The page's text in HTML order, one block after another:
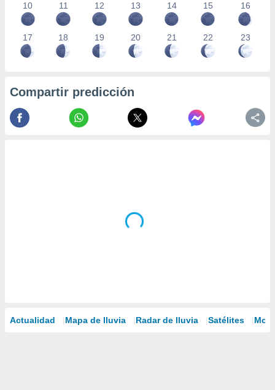
10
11 12 13 14 15 16
17 18 19 20 21 22 23
Compartir predicción
Actualidad Mapa de lluvia Radar de lluvia Satélites